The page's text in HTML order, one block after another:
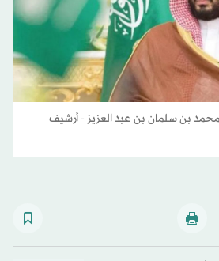
محمد بن سلمان بن عبد العزيز - أرشيف